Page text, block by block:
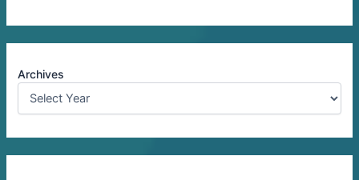
Archives